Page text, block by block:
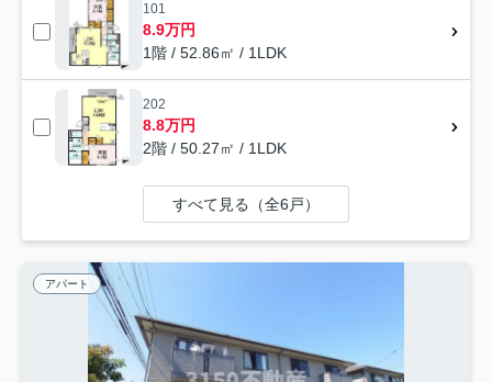
101
8.9万円
1階 / 52.86㎡ / 1LDK
202
8.8万円
2階 / 50.27㎡ / 1LDK
すべて見る（全6戸）
アパート